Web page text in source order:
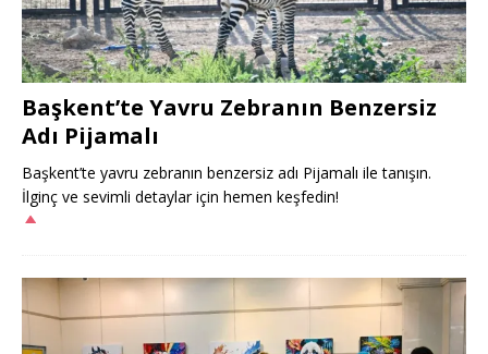
Başkent’te Yavru Zebranın Benzersiz
Adı Pijamalı
Başkent’te yavru zebranın benzersiz adı Pijamalı ile tanışın.
İlginç ve sevimli detaylar için hemen keşfedin!